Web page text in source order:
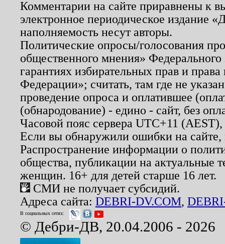
Комментарии на сайте приравнены к
электронное периодическое издание
наполняемость несут авторы.
Политические опросы/голосования
общественного мнения»
гарантиях избирательных прав и
Федерации»; считать, там где не
проведение опроса и оплатившее
(обнародование) - едино - сайт, без
Часовой пояс сервера UTC+11
Если вы обнаружили ошибки на
Распространение информации о
общества, публикации на актуальные
женщин. 16+ для детей старше 16 лет.
СМИ не получает субсидий.
Адреса сайта: DEBRI-DV.COM,
В социальных сетях:
© Дебри-ДВ, 20.04.2006 - 2026